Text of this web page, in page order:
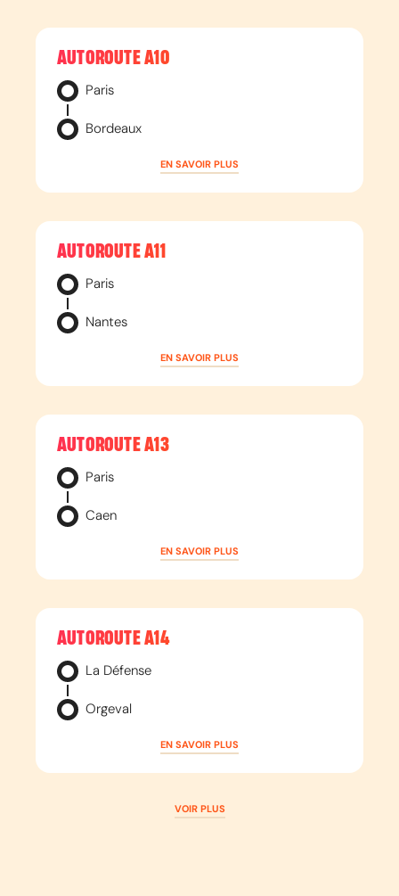
AUTOROUTEA10
Paris
Bordeaux
EN SAVOIR PLUS
AUTOROUTEA11
Paris
Nantes
EN SAVOIR PLUS
AUTOROUTEA13
Paris
Caen
EN SAVOIR PLUS
AUTOROUTEA14
La Défense
Orgeval
EN SAVOIR PLUS
VOIR PLUS